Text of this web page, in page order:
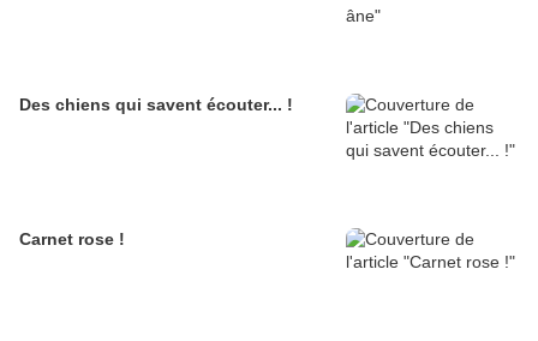
Des chiens qui savent écouter... !
Carnet rose !